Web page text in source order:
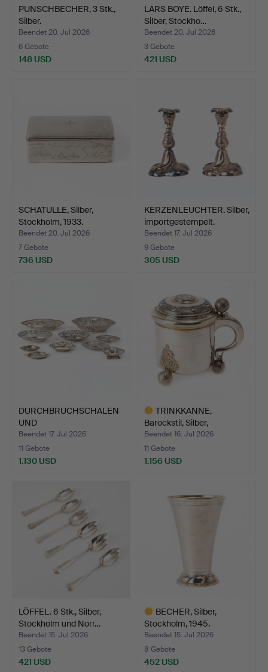
PUNSCHBECHER, 3 Stk.,
Silber.
Beendet 20. Jul 2026
6 Gebote
148 USD
LARS BOYE. Löffel, 6 Stk.,
Silber, Stockho…
Beendet 20. Jul 2026
3 Gebote
421 USD
SCHATULLE, Silber,
Stockholm, 1933.
Beendet 20. Jul 2026
7 Gebote
736 USD
KERZENLEUCHTER. Silber,
importgestempelt.
Beendet 17. Jul 2026
9 Gebote
305 USD
DURCHBRUCHSCHALEN
UND
DURCHBRUCHSCHALEN.
9…
Beendet 17. Jul 2026
11 Gebote
1.130 USD
TRINKKANNE,
Barockstil, Silber,
Stockholm,…
Beendet 16. Jul 2026
11 Gebote
1.156 USD
LÖFFEL. 6 Stk., Silber,
Stockholm und Norr…
Beendet 15. Jul 2026
13 Gebote
421 USD
BECHER, Silber,
Stockholm, 1945.
Beendet 15. Jul 2026
8 Gebote
452 USD